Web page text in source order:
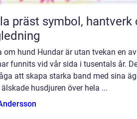
hantverk och praktisk
om hund Hundar är utan tvekan en
funnits vid vår sida i tusentals år.
att skapa starka band med sina
husdjuren över hela ...